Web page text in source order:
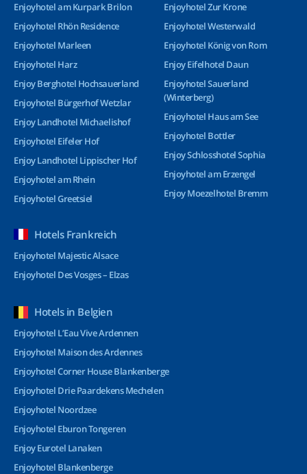
Enjoyhotel am Kurpark Brilon
Enjoyhotel Rhön Residence
Enjoyhotel Marleen
Enjoyhotel Harz
Enjoy Berghotel Hochsauerland
Enjoyhotel Bürgerhof Wetzlar
Enjoy Landhotel Michaelishof
Enjoyhotel Eifeler Hof
Enjoy Landhotel Lippischer Hof
Enjoyhotel am Rhein
Enjoyhotel Greetsiel
Enjoyhotel Zur Krone
Enjoyhotel Westerwald
Enjoyhotel König von Rom
Enjoy Eifelhotel Daun
Enjoyhotel Sauerland
(Winterberg)
Enjoyhotel Haus am See
Enjoyhotel Bottler
Enjoy Schlosshotel Sophia
Enjoyhotel am Erzengel
Enjoy Moezelhotel Bremm
Hotels Frankreich
Enjoyhotel Majestic Alsace
Enjoyhotel Des Vosges – Elzas
Hotels in Belgien
Enjoyhotel L’Eau Vive Ardennen
Enjoyhotel Maison des Ardennes
Enjoyhotel Corner House Blankenberge
Enjoyhotel Drie Paardekens Mechelen
Enjoyhotel Noordzee
Enjoyhotel Eburon Tongeren
Enjoy Eurotel Lanaken
Enjoyhotel Blankenberge